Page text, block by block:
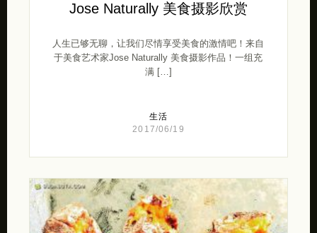
Jose Naturally 美食摄影欣赏
人生已够无聊，让我们尽情享受美食的激情吧！来自
于美食艺术家Jose Naturally 美食摄影作品！一组充
满 […]
生活
2017/06/19